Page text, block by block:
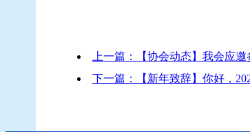
上一篇：【协会动态】我会应
下一篇：【新年致辞】你好，